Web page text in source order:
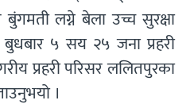
बुंगमती लग्ने बेला उच्च सुरक्षा
५ सय २५ जना प्रहरी
प्रहरी परिसर ललितपुरका
।